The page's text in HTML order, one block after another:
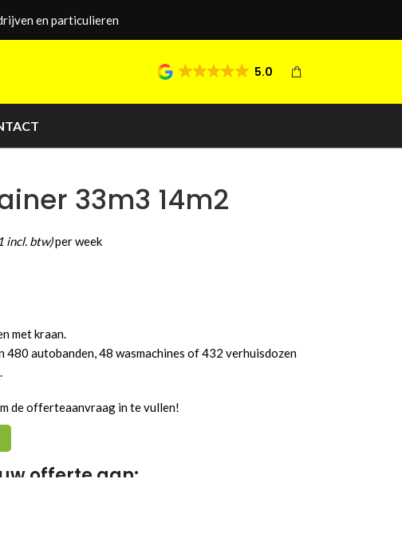
en particulieren
5.0
33m3 14m2
incl. btw)per week
met kraan.
480 autobanden, 48 wasmachines of 432 verhuisdozen
de offerteaanvraag in te vullen!
offerte aan: